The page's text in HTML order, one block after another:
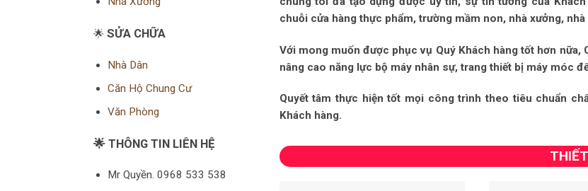
🌟 SỬA CHỮA
Nhà Dân
Căn Hộ Chung Cư
Văn Phòng
🌟 THÔNG TIN LIÊN HỆ
Mr Quyền. 0968 533 538
chuỗi cửa hàng thực phẩm, trường mầm non, nhà xưởng,
Với mong muốn được phục vụ Quý Khách hàng tốt hơn nữa,
nâng cao năng lực bộ máy nhân sự, trang thiết bị máy móc
Quyết tâm thực hiện tốt mọi công trình theo tiêu chuẩn
Khách hàng.